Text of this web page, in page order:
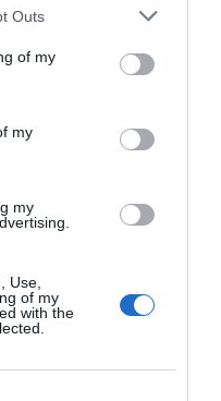
Outs
of my
my
my
Use,
of my
with the
Hazte
de La Mareta: